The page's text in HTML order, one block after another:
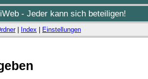
- Jeder kann sich beteiligen!
| Index Einstellungen